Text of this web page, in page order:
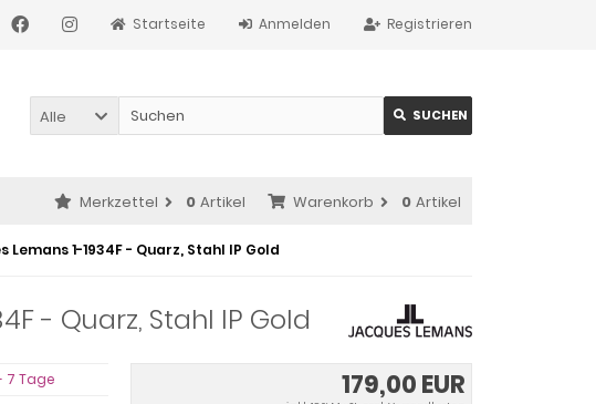
Registrieren
Anmelden
Startseite
Alle SUCHEN
Warenkorb 0 Artikel
Merkzettel 0 Artikel
1-1934F - Quarz, Stahl IP Gold
- Quarz, Stahl IP Gold
179,00 EUR
7 Tage